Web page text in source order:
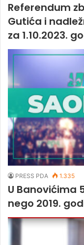
Referendum
Gutića i
za 1.10.2023.
PRESS PDA 1.335
U Banovićima
nego 2019.